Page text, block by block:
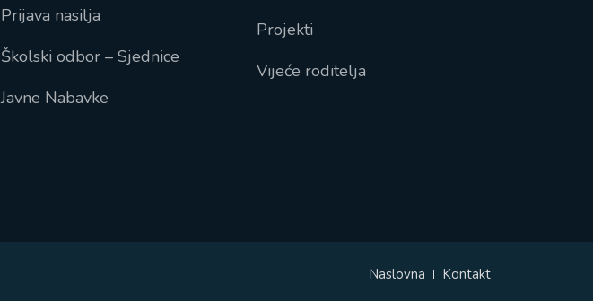
Prijava nasilja
Školski odbor – Sjednice
Javne Nabavke
Projekti
Vijeće roditelja
Naslovna Kontakt